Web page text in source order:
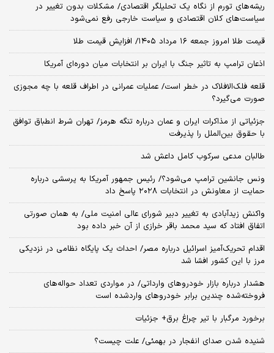
ریشه‌های تورم از نگاه یک تحلیلگر اقتصادی/ مشکلات بدون تغییر در
سیاست‌های کلان اقتصادی و سیاست خارجی رفع نمی‌شود
قیمت طلا امروز جمعه ۱۶ مرداد ۱۴۰۵/ افزایش قیمت طلا
اذعان ترامپ به تاثیر جنگ با ایران بر انتخابات میان دوره‌ای آمریکا
قلعه فلک‌الافلاک در خطر است/ عملیات عمرانی در اطراف قلعه با چه مجوزی
صورت می‌گیرد؟
جزئیاتی از مذاکرات ایران و عمان درباره تنگه هرمز/ تهران شرط انطباق توافق
با حقوق بین‌الملل را پذیرفت
طالبان مدعی سرکوب کامل داعش شد
ونس جانشین ترامپ می‌شود؟/ رئیس جمهور آمریکا به پرسشی درباره
حمایت از معاونش در انتخابات ۲۰۲۸ پاسخ داد
واکنش زیدآبادی به تغییر دبیر شورای عالی امنیت ملی/ به همان صورتی
اتفاق افتاد که سید محمد باقر خرازی از آن خبر داده بود
اقدام تحریک‌آمیز اسرائیل درباره مصر/ احداث یک پایگاه نظامی در نزدیکی
مرز با این کشور افشا شد
هشدار درباره بازار خودروهای وارداتی/ در مواردی تعداد حواله‌های
فروخته‌شده چندین برابر خودروهای واردشده است
برخورد مرگبار با تیر چراغ برق+ جزئیات
شنیده شدن صدای انفجار در بهمئی/ علت چیست؟